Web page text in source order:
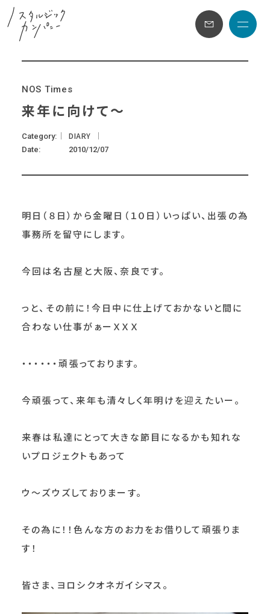
メニ
NOS Times
来年に向けて～
Category DIARY
Date 2010/12/07
明日（８日）から金曜日（１０日）いっぱい、出張の為
事務所を留守にします。
今回は名古屋と大阪、奈良です。
っと、その前に！今日中に仕上げておかないと間に
合わない仕事がぁーＸＸＸ
・・・・・・頑張っております。
今頑張って、来年も清々しく年明けを迎えたいー。
来春は私達にとって大きな節目になるかも知れな
いプロジェクトもあって
ウ～ズウズしておりまーす。
その為に！！色んな方のお力をお借りして頑張りま
す！
皆さま、ヨロシクオネガイシマス。